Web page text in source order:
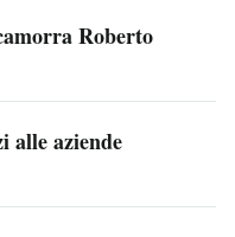
Roberto
alle aziende